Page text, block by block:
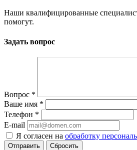
Наши квалифицированные
помогут.
Задать вопрос
Вопрос *
Ваше имя *
Телефон *
E-mail
Я согласен на обработку
Сбросить